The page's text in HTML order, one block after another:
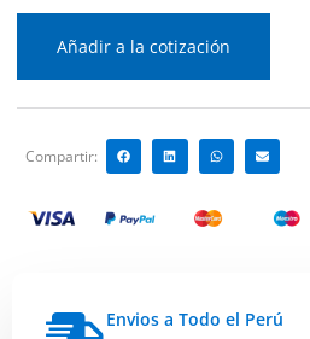
Añadir a la cotización
Compartir:
Envios a Todo el Perú